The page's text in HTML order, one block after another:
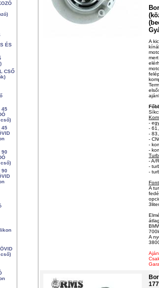
ÉS
CSŐ
45
45
90
90
A
-
-
-
-
-
-
- A/
-
-
A
A